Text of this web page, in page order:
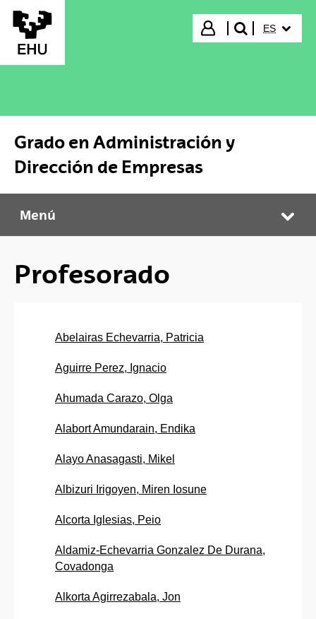
Saltar al contenido principal
Iniciar sesión
buscar"
ES
Grado en Administración y
Dirección de Empresas
Grado en Administración y Dirección de Empresas
Menú
Profesorado
Abelairas Echevarria, Patricia
Aguirre Perez, Ignacio
Ahumada Carazo, Olga
Alabort Amundarain, Endika
Alayo Anasagasti, Mikel
Albizuri Irigoyen, Miren Iosune
Alcorta Iglesias, Peio
Aldamiz-Echevarria Gonzalez De Durana,
Covadonga
Alkorta Agirrezabala, Jon